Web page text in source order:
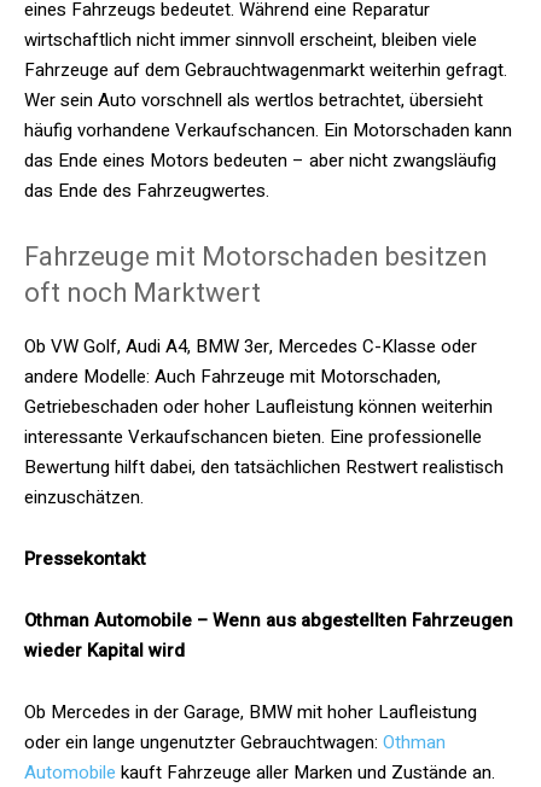
eines Fahrzeugs bedeutet. Während eine Reparatur
wirtschaftlich nicht immer sinnvoll erscheint, bleiben viele
Fahrzeuge auf dem Gebrauchtwagenmarkt weiterhin gefragt.
Wer sein Auto vorschnell als wertlos betrachtet, übersieht
häufig vorhandene Verkaufschancen. Ein Motorschaden kann
das Ende eines Motors bedeuten – aber nicht zwangsläufig
das Ende des Fahrzeugwertes.
Fahrzeuge mit Motorschaden besitzen
oft noch Marktwert
Ob VW Golf, Audi A4, BMW 3er, Mercedes C-Klasse oder
andere Modelle: Auch Fahrzeuge mit Motorschaden,
Getriebeschaden oder hoher Laufleistung können weiterhin
interessante Verkaufschancen bieten. Eine professionelle
Bewertung hilft dabei, den tatsächlichen Restwert realistisch
einzuschätzen.
Pressekontakt
Othman Automobile – Wenn aus abgestellten Fahrzeugen
wieder Kapital wird
Ob Mercedes in der Garage, BMW mit hoher Laufleistung
oder ein lange ungenutzter Gebrauchtwagen: Othman
Automobile kauft Fahrzeuge aller Marken und Zustände an.